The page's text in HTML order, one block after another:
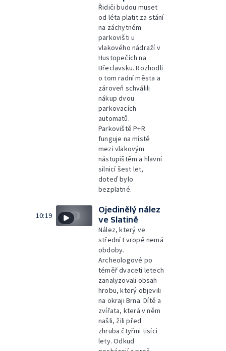
Řidiči budou muset
od léta platit za stání
na záchytném
parkovišti u
vlakového nádraží v
Hustopečích na
Břeclavsku. Rozhodli
o tom radní města a
zároveň schválili
nákup dvou
parkovacích
automatů.
Parkoviště P+R
funguje na místě
mezi vlakovým
nástupištěm a hlavní
silnicí šest let,
doteď bylo
bezplatné.
10:19
Ojedinělý nález
ve Slatině
Nález, který ve
střední Evropě nemá
obdoby.
Archeologové po
téměř dvaceti letech
zanalyzovali obsah
hrobu, který objevili
na okraji Brna. Dítě a
zvířata, která v něm
našli, žili před
zhruba čtyřmi tisíci
lety. Odkud